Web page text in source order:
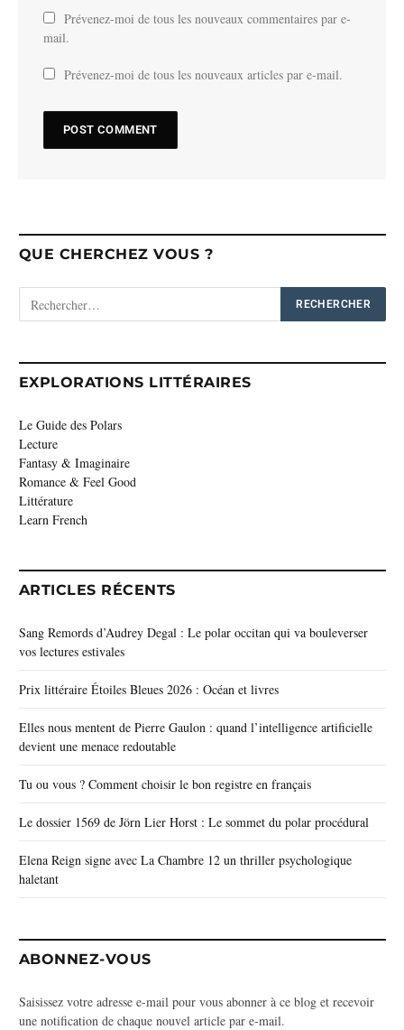
Prévenez-moi de tous les nouveaux commentaires par e-
mail.
Prévenez-moi de tous les nouveaux articles par e-mail.
QUE CHERCHEZ VOUS ?
EXPLORATIONS LITTÉRAIRES
Le Guide des Polars
Lecture
Fantasy & Imaginaire
Romance & Feel Good
Littérature
Learn French
ARTICLES RÉCENTS
Sang Remords d’Audrey Degal : Le polar occitan qui va bouleverser
vos lectures estivales
Prix littéraire Étoiles Bleues 2026 : Océan et livres
Elles nous mentent de Pierre Gaulon : quand l’intelligence artificielle
devient une menace redoutable
Tu ou vous ? Comment choisir le bon registre en français
Le dossier 1569 de Jörn Lier Horst : Le sommet du polar procédural
Elena Reign signe avec La Chambre 12 un thriller psychologique
haletant
ABONNEZ-VOUS
Saisissez votre adresse e-mail pour vous abonner à ce blog et recevoir
une notification de chaque nouvel article par e-mail.